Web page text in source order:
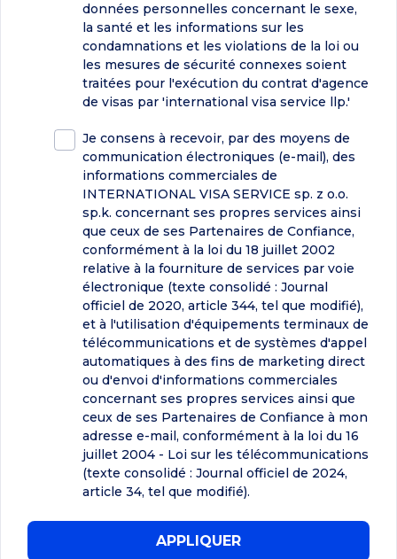
données personnelles concernant le sexe,
la santé et les informations sur les
condamnations et les violations de la loi ou
les mesures de sécurité connexes soient
traitées pour l'exécution du contrat d'agence
de visas par 'international visa service llp.'
Je consens à recevoir, par des moyens de
communication électroniques (e-mail), des
informations commerciales de
INTERNATIONAL VISA SERVICE sp. z o.o.
sp.k. concernant ses propres services ainsi
que ceux de ses Partenaires de Confiance,
conformément à la loi du 18 juillet 2002
relative à la fourniture de services par voie
électronique (texte consolidé : Journal
officiel de 2020, article 344, tel que modifié),
et à l'utilisation d'équipements terminaux de
télécommunications et de systèmes d'appel
automatiques à des fins de marketing direct
ou d'envoi d'informations commerciales
concernant ses propres services ainsi que
ceux de ses Partenaires de Confiance à mon
adresse e-mail, conformément à la loi du 16
juillet 2004 - Loi sur les télécommunications
(texte consolidé : Journal officiel de 2024,
article 34, tel que modifié).
APPLIQUER